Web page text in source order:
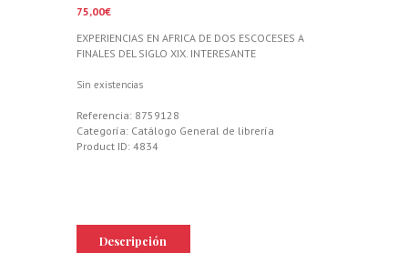
75,00€
EXPERIENCIAS EN AFRICA DE DOS ESCOCESES A
FINALES DEL SIGLO XIX. INTERESANTE
Sin existencias
Referencia: 8759128
Categoría: Catálogo General de librería
Product ID: 4834
Descripción